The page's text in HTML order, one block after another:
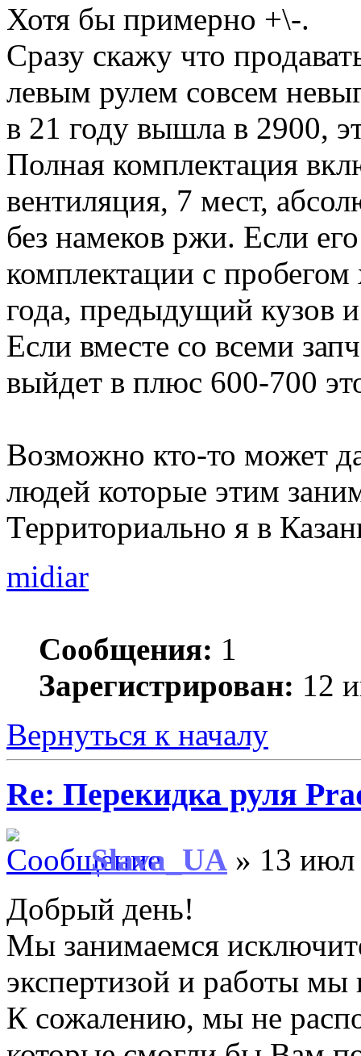
Хотя бы примерно +\-.
Сразу скажу что
левым рулем совсем
в 21 году вышла в 2900,
Полная комплектация
вентиляция, 7 мест,
без намеков ржи. Если
комплектации с
года, предыдущий кузов
Если вместе со всеми
выйдет в плюс 600-700
Возможно кто-то может
людей которые этим
Территориально я в
midiar
Сообщения: 1
Зарегистрирован: 12
Вернуться к началу
Re: Перекидка руля
Slava_UA » 13 июл
Добрый день!
Мы занимаемся
экспертизой и работы мы
К сожалению, мы не